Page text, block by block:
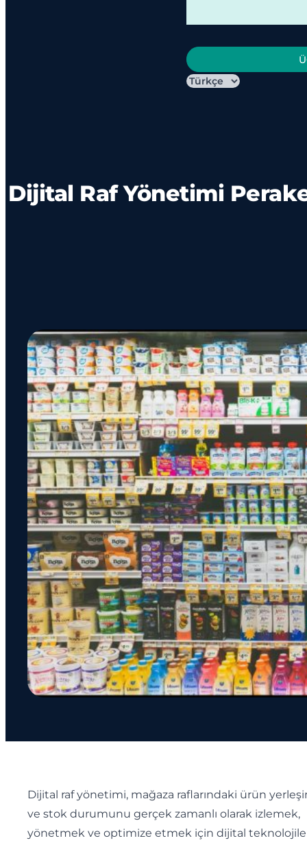
Dijital Raf Yönetimi
Dijital raf yönetimi, mağaza raflarındaki ürün
ve stok durumunu gerçek zamanlı olarak izlemek,
yönetmek ve optimize etmek için dijital